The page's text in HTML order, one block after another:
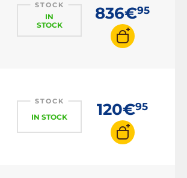
STOCK
IN
STOCK
836€95
STOCK
IN STOCK 120€95